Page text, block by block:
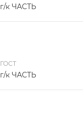
г/к ЧАСТЬ
ГОСТ
г/к ЧАСТЬ